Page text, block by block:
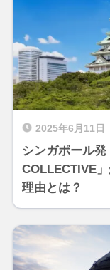
2025年6月11日
シンガポール
COLLECTIVE
理由とは？